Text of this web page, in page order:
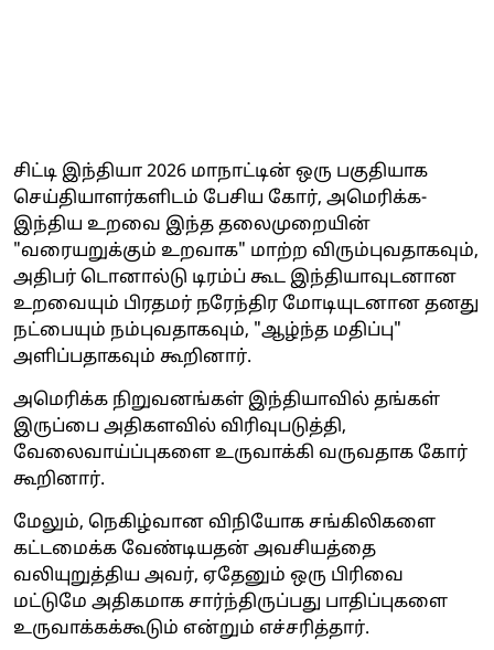
சிட்டி இந்தியா 2026 மாநாட்டின் ஒரு பகுதியாக
செய்தியாளர்களிடம் பேசிய கோர், அமெரிக்க-
இந்திய உறவை இந்த தலைமுறையின்
"வரையறுக்கும் உறவாக" மாற்ற விரும்புவதாகவும்,
அதிபர் டொனால்டு டிரம்ப் கூட இந்தியாவுடனான
உறவையும் பிரதமர் நரேந்திர மோடியுடனான தனது
நட்பையும் நம்புவதாகவும், "ஆழ்ந்த மதிப்பு"
அளிப்பதாகவும் கூறினார்.
அமெரிக்க நிறுவனங்கள் இந்தியாவில் தங்கள்
இருப்பை அதிகளவில் விரிவுபடுத்தி,
வேலைவாய்ப்புகளை உருவாக்கி வருவதாக கோர்
கூறினார்.
மேலும், நெகிழ்வான விநியோக சங்கிலிகளை
கட்டமைக்க வேண்டியதன் அவசியத்தை
வலியுறுத்திய அவர், ஏதேனும் ஒரு பிரிவை
மட்டுமே அதிகமாக சார்ந்திருப்பது பாதிப்புகளை
உருவாக்கக்கூடும் என்றும் எச்சரித்தார்.